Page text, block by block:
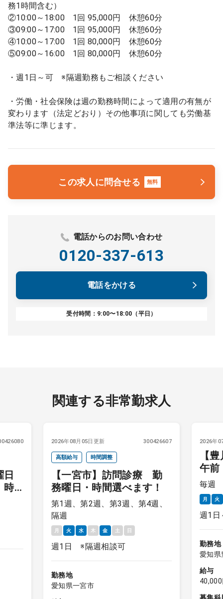
務1時間含む）
②10:00～18:00 1回 95,000円 休憩60分
③09:00～17:00 1回 95,000円 休憩60分
④10:00～17:00 1回 80,000円 休憩60分
⑤09:00～16:00 1回 80,000円 休憩60分
・週1日～可 ※隔週勤務もご相談ください
・労働・社会保険は週の勤務時間によって適用の有無が
変わります（法定どおり）その他事項に関しても労働基
準法等に準じます。
この求人に問合せる 無料
電話からのお問い合わせ
0120-337-613
電話をかける
受付時間：9:00〜18:00（平日）
関連する非常勤求人
時
2026年08月05日更新 300426607
高額給与 時間調整
【一宮市】訪問診療 勤
務曜日・時間選べます！
第1週、第2週、第3週、第4週、
隔週
月 火 水 木 金 土 日
週1日 ※隔週相談可
勤務地
愛知県一宮市
2026年
【
午
月～
毎週
月 火
週1日
勤務地
愛知県
給与